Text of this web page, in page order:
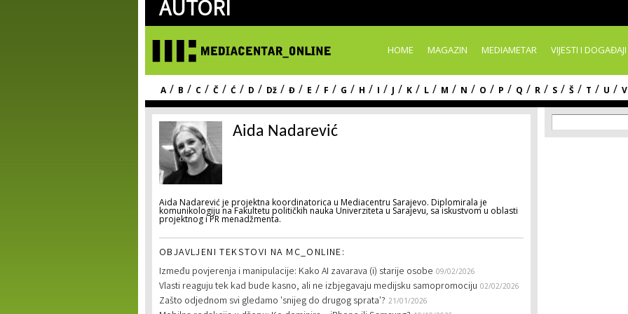
content
AUTORI
HOME MAGAZIN MEDIAMETAR VIJESTI I DOGAĐAJI
A / B / C / Č / Ć / D / Dž / Đ / E / F / G / H / I / J / K / L / M / N / O / P / Q / R / S / Š / T / U / V
Aida Nadarević
Aida Nadarević je projektna koordinatorica u Mediacentru Sarajevo. Diplomirala je
komunikologiju na Fakultetu političkih nauka Univerziteta u Sarajevu, sa iskustvom u oblasti
projektnog i PR menadžmenta.
OBJAVLJENI TEKSTOVI NA MC_ONLINE:
Između povjerenja i manipulacije: Kako AI zavarava (i) starije osobe 09/02/2026
Vlasti reaguju tek kad bude kasno, ali ne izbjegavaju medijsku samopromociju 02/02/2026
Zašto odjednom svi gledamo 'snijeg do drugog sprata'? 21/01/2026
Search
Search